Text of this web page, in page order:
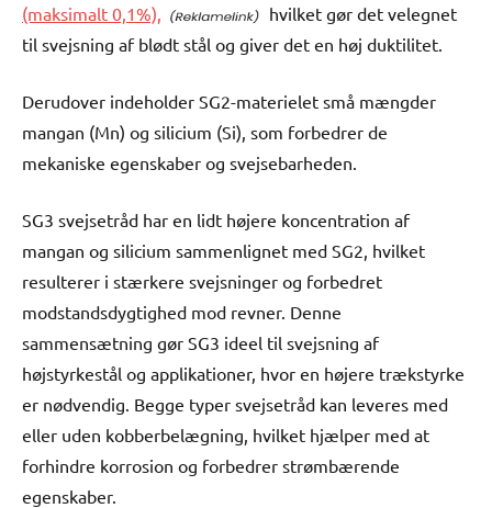
(maksimalt 0,1%),
hvilket gør det velegnet
til svejsning af blødt stål og giver det en høj duktilitet.
Derudover indeholder SG2-materielet små mængder
mangan (Mn) og silicium (Si), som forbedrer de
mekaniske egenskaber og svejsebarheden.
SG3 svejsetråd har en lidt højere koncentration af
mangan og silicium sammenlignet med SG2, hvilket
resulterer i stærkere svejsninger og forbedret
modstandsdygtighed mod revner. Denne
sammensætning gør SG3 ideel til svejsning af
højstyrkestål og applikationer, hvor en højere trækstyrke
er nødvendig. Begge typer svejsetråd kan leveres med
eller uden kobberbelægning, hvilket hjælper med at
forhindre korrosion og forbedrer strømbærende
egenskaber.